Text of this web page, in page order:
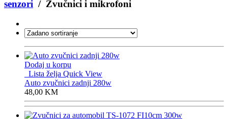
senzori / Zvučnici i mikrofoni
Dodaj u korpu
Lista želja Quick View
Auto zvučnici zadnji 280w
48,00 KM